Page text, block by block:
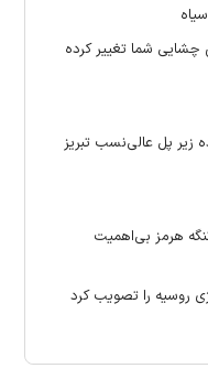
شما تغییر کرده
پل عالی‌نسب تبریز
هرمز بی‌اهمیت
روسیه را تصویب کرد